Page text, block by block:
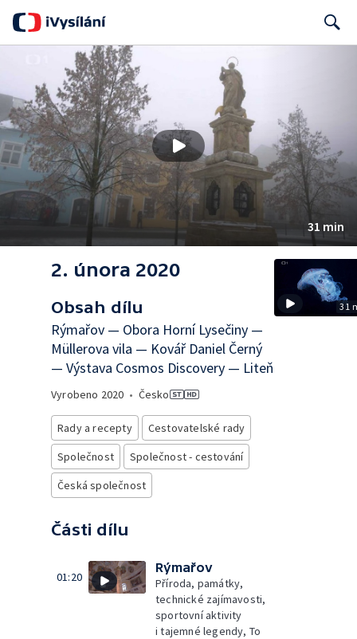
31 min
2. února 2020
Obsah dílu
Rýmařov — Obora Horní Lysečiny —
Müllerova vila — Kovář Daniel Černý
— Výstava Cosmos Discovery — Liteň
Vyrobeno 2020 • Česko
Rady a recepty
Cestovatelské rady
Společnost
Společnost - cestování
Česká společnost
Části dílu
01:20
Rýmařov
Příroda, památky,
technické zajímavosti,
sportovní aktivity
i tajemné legendy, To
31